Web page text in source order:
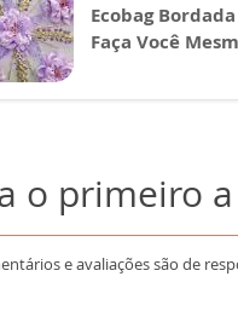
Ecobag
Faça Você
o primeiro
e avaliações são de